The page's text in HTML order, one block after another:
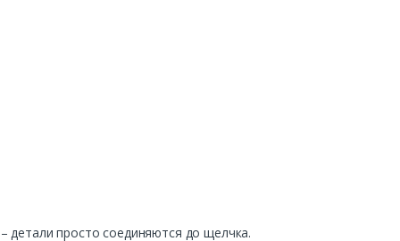
детали просто соединяются до щелчка.